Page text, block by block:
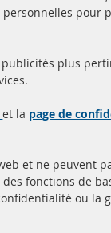
les pièces sont
avec la
e
Clients
propos de nous
personnelles pour
plus
et la page de
et ne peuvent
fonctions de
ou la